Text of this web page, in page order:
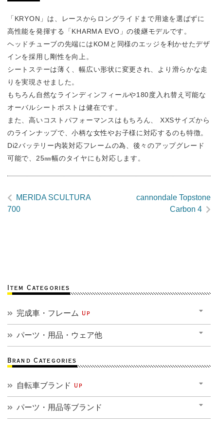
「 KRYON 」は、レースからロングライドまで用途を選ばずに
高性能を発揮する「KHARMA EVO 」の後継モデルです。
ヘッドチューブの先端にはKOM と同様のエッジを利かせたデザ
インを採用し剛性を向上。
シートステーは薄く、幅広い形状に変更され、より滑らかな走
りを実現させました。
もちろん自然なラインディンフィールや180度入れ替え可能な
オーバルシートポストは健在です。
また、高いコストパフォーマンスはもちろん、
XXSサイズから
のラインナップで、小柄な女性やお子様に対応するのも特徴。
Di2バッテリー内装対応フレームの為、後々のアップグレード
可能で、 25㎜幅のタイヤにも対応します。
MERIDA SCULTURA
700
cannondale Topstone
Carbon 4
Item Categories
完成車・フレーム Up
パーツ・用品・ウェア他
Brand Categories
自転車ブランド Up
パーツ・用品等ブランド